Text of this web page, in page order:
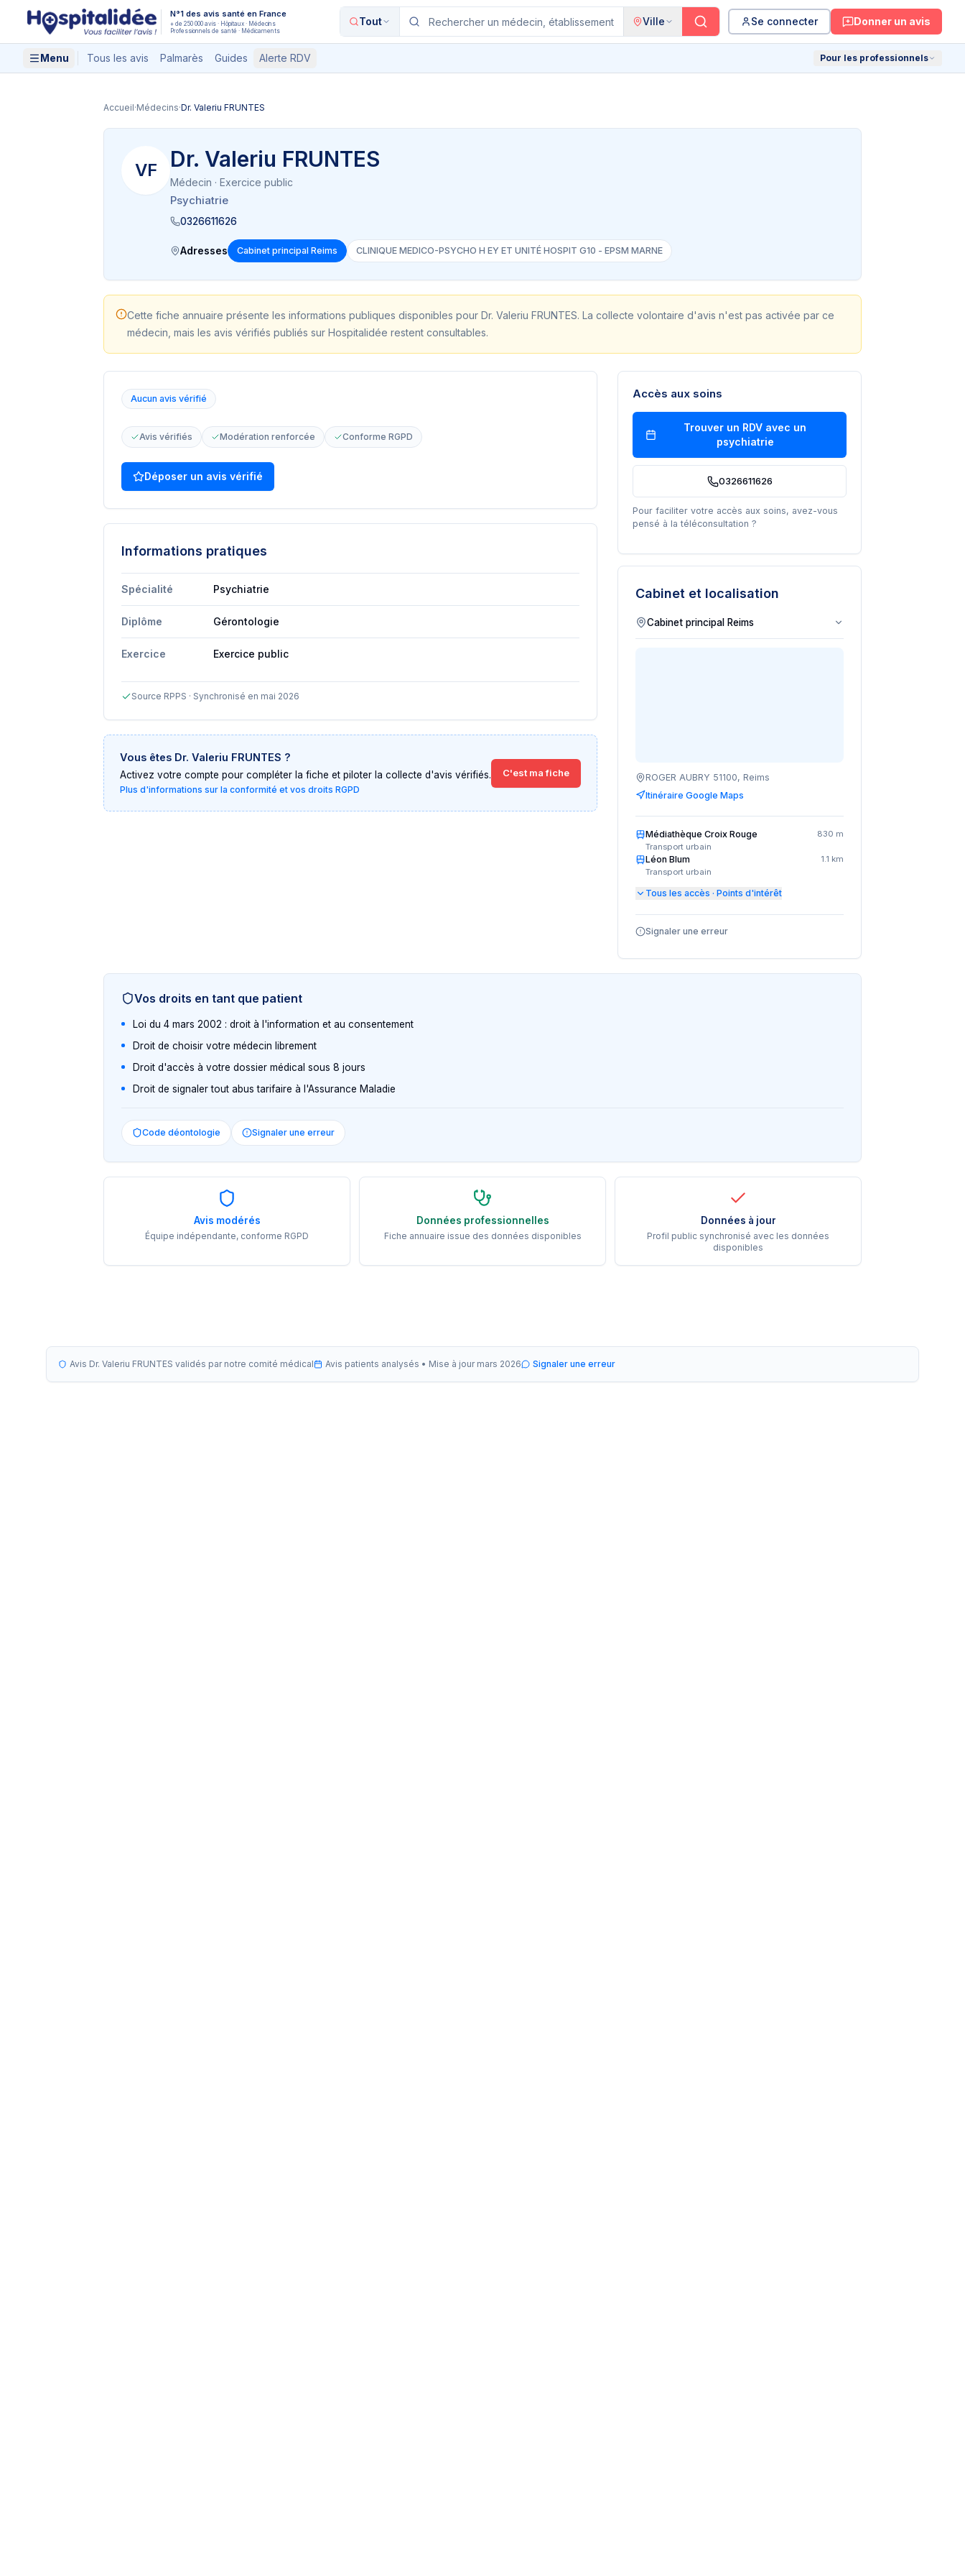
Aller au contenu principal N°1 des avis santé en France
+ de 250 000 avis · Hôpitaux · Médecins
Professionnels de santé · Médicaments
Tout Ville Se connecter Donner un avis
Menu Tous les avis Palmarès Guides Alerte RDV Pour les professionnels
Accueil·Médecins·Dr. Valeriu FRUNTES
VF Dr. Valeriu FRUNTES
Médecin · Exercice public
Psychiatrie
0326611626
Adresses Cabinet principal Reims CLINIQUE MEDICO-PSYCHO H EY ET UNITÉ HOSPIT G10 - EPSM MARNE
Cette fiche annuaire présente les informations publiques disponibles pour Dr. Valeriu FRUNTES. La collecte volontaire d'avis n'est pas activée par ce
médecin, mais les avis vérifiés publiés sur Hospitalidée restent consultables.
Aucun avis vérifié
Avis vérifiés Modération renforcée Conforme RGPD
Déposer un avis vérifié
Informations pratiques
Spécialité Psychiatrie
Diplôme Gérontologie
Exercice Exercice public
Source RPPS · Synchronisé en mai 2026
Vous êtes Dr. Valeriu FRUNTES ?
Activez votre compte pour compléter la fiche et piloter la collecte d'avis vérifiés.
Plus d'informations sur la conformité et vos droits RGPD
C'est ma fiche
Accès aux soins
Trouver un RDV avec un
psychiatrie
0326611626
Pour faciliter votre accès aux soins, avez-vous
pensé à la téléconsultation ?
Cabinet et localisation
ROGER AUBRY 51100, Reims
Itinéraire Google Maps
Médiathèque Croix Rouge
Transport urbain
830 m
Léon Blum
Transport urbain
1.1 km
Tous les accès · Points d'intérêt
Signaler une erreur
Vos droits en tant que patient
Loi du 4 mars 2002 : droit à l'information et au consentement
Droit de choisir votre médecin librement
Droit d'accès à votre dossier médical sous 8 jours
Droit de signaler tout abus tarifaire à l'Assurance Maladie
Code déontologie Signaler une erreur
Avis modérés
Équipe indépendante, conforme RGPD
Données professionnelles
Fiche annuaire issue des données disponibles
Données à jour
Profil public synchronisé avec les données
disponibles
Avis Dr. Valeriu FRUNTES validés par notre comité médical Avis patients analysés • Mise à jour mars 2026 Signaler une erreur